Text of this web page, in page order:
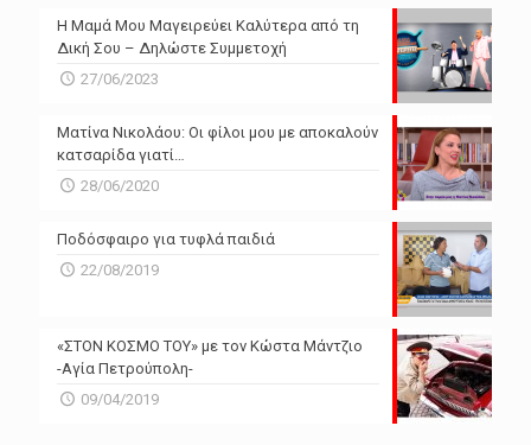
Η Μαμά Μου Μαγειρεύει Καλύτερα από τη
Δική Σου – Δηλώστε Συμμετοχή
27/06/2023
Ματίνα Νικολάου: Οι φίλοι μου με αποκαλούν
κατσαρίδα γιατί…
28/06/2020
Ποδόσφαιρο για τυφλά παιδιά
22/08/2019
«ΣΤΟΝ ΚΟΣΜΟ ΤΟΥ» με τον Κώστα Μάντζιο
-Αγία Πετρούπολη-
09/04/2019